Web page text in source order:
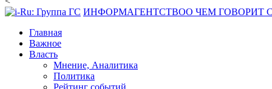
ИНФОРМАГЕНТСТВОО ЧЕМ ГОВОРИТ
Главная
Важное
Власть
Мнение, Аналитика
Политика
Рейтинг событий